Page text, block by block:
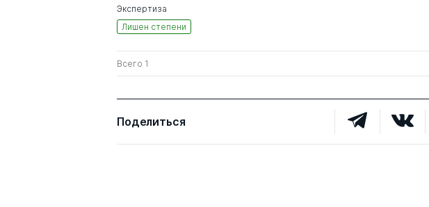
Экспертиза
Лишен степени
Всего 1
Поделиться